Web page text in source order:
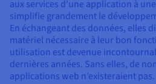
Tarifs
Disponibilités par régions
Documentation
Roadmap & Changelog
Roadmap & Changelog
Roadmap & Changelog
aux services d’une application à
simplifie grandement le
En échangeant des données, elles
matériel nécessaire à leur bon
utilisation est devenue
dernières années. Sans elles, de
applications web n’existeraient pas.